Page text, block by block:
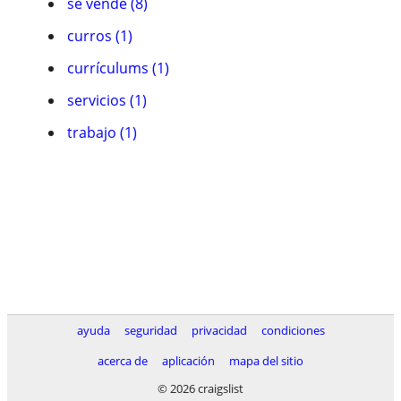
curros (1)
currículums (1)
servicios (1)
trabajo (1)
ayuda seguridad privacidad
condiciones
acerca de
aplicación
mapa del sitio
© 2026 craigslist